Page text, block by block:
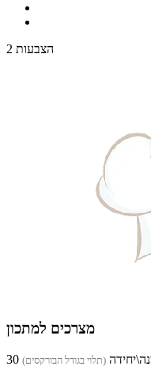
2 הצבעות
מצרכים למתכון
(תלוי בגודל הבורקסים)